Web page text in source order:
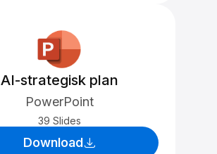
AI-strategisk plan
PowerPoint
39 Slides
Download